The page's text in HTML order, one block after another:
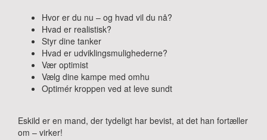
Hvor er du nu – og hvad vil du nå?
Hvad er realistisk?
Styr dine tanker
Hvad er udviklingsmulighederne?
Vær optimist
Vælg dine kampe med omhu
Optimér kroppen ved at leve sundt
Eskild er en mand, der tydeligt har bevist, at det han fortæller
om – virker!